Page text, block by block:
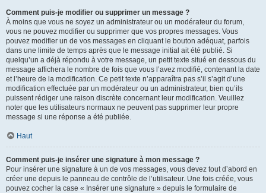
Comment puis-je modifier ou supprimer un message ?
À moins que vous ne soyez un administrateur ou un modérateur du forum,
vous ne pouvez modifier ou supprimer que vos propres messages. Vous
pouvez modifier un de vos messages en cliquant le bouton adéquat, parfois
dans une limite de temps après que le message initial ait été publié. Si
quelqu’un a déjà répondu à votre message, un petit texte situé en dessous du
message affichera le nombre de fois que vous l’avez modifié, contenant la date
et l’heure de la modification. Ce petit texte n’apparaîtra pas s’il s’agit d’une
modification effectuée par un modérateur ou un administrateur, bien qu’ils
puissent rédiger une raison discrète concernant leur modification. Veuillez
noter que les utilisateurs normaux ne peuvent pas supprimer leur propre
message si une réponse a été publiée.
Haut
Comment puis-je insérer une signature à mon message ?
Pour insérer une signature à un de vos messages, vous devez tout d’abord en
créer une depuis le panneau de contrôle de l’utilisateur. Une fois créée, vous
pouvez cocher la case « Insérer une signature » depuis le formulaire de